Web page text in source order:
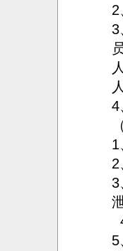
2
3
4
1
2
3
5